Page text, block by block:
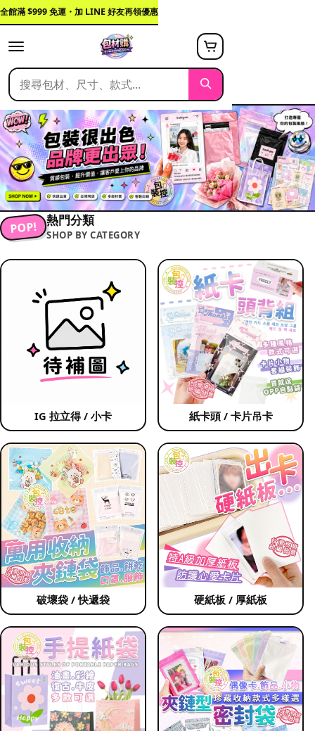
全館滿 $999 免運・加 LINE 好友再領優惠
POP! 熱門分類
SHOP BY CATEGORY
IG 拉立得 / 小卡 紙卡頭 / 卡片吊卡
破壞袋 / 快遞袋 硬紙板 / 厚紙板